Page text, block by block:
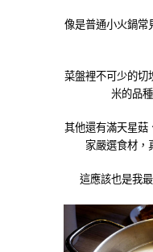
像是普通小火鍋常
菜盤裡不可少的切
米的品
其他還有滿天星菇
家嚴選食材，
這應該也是我